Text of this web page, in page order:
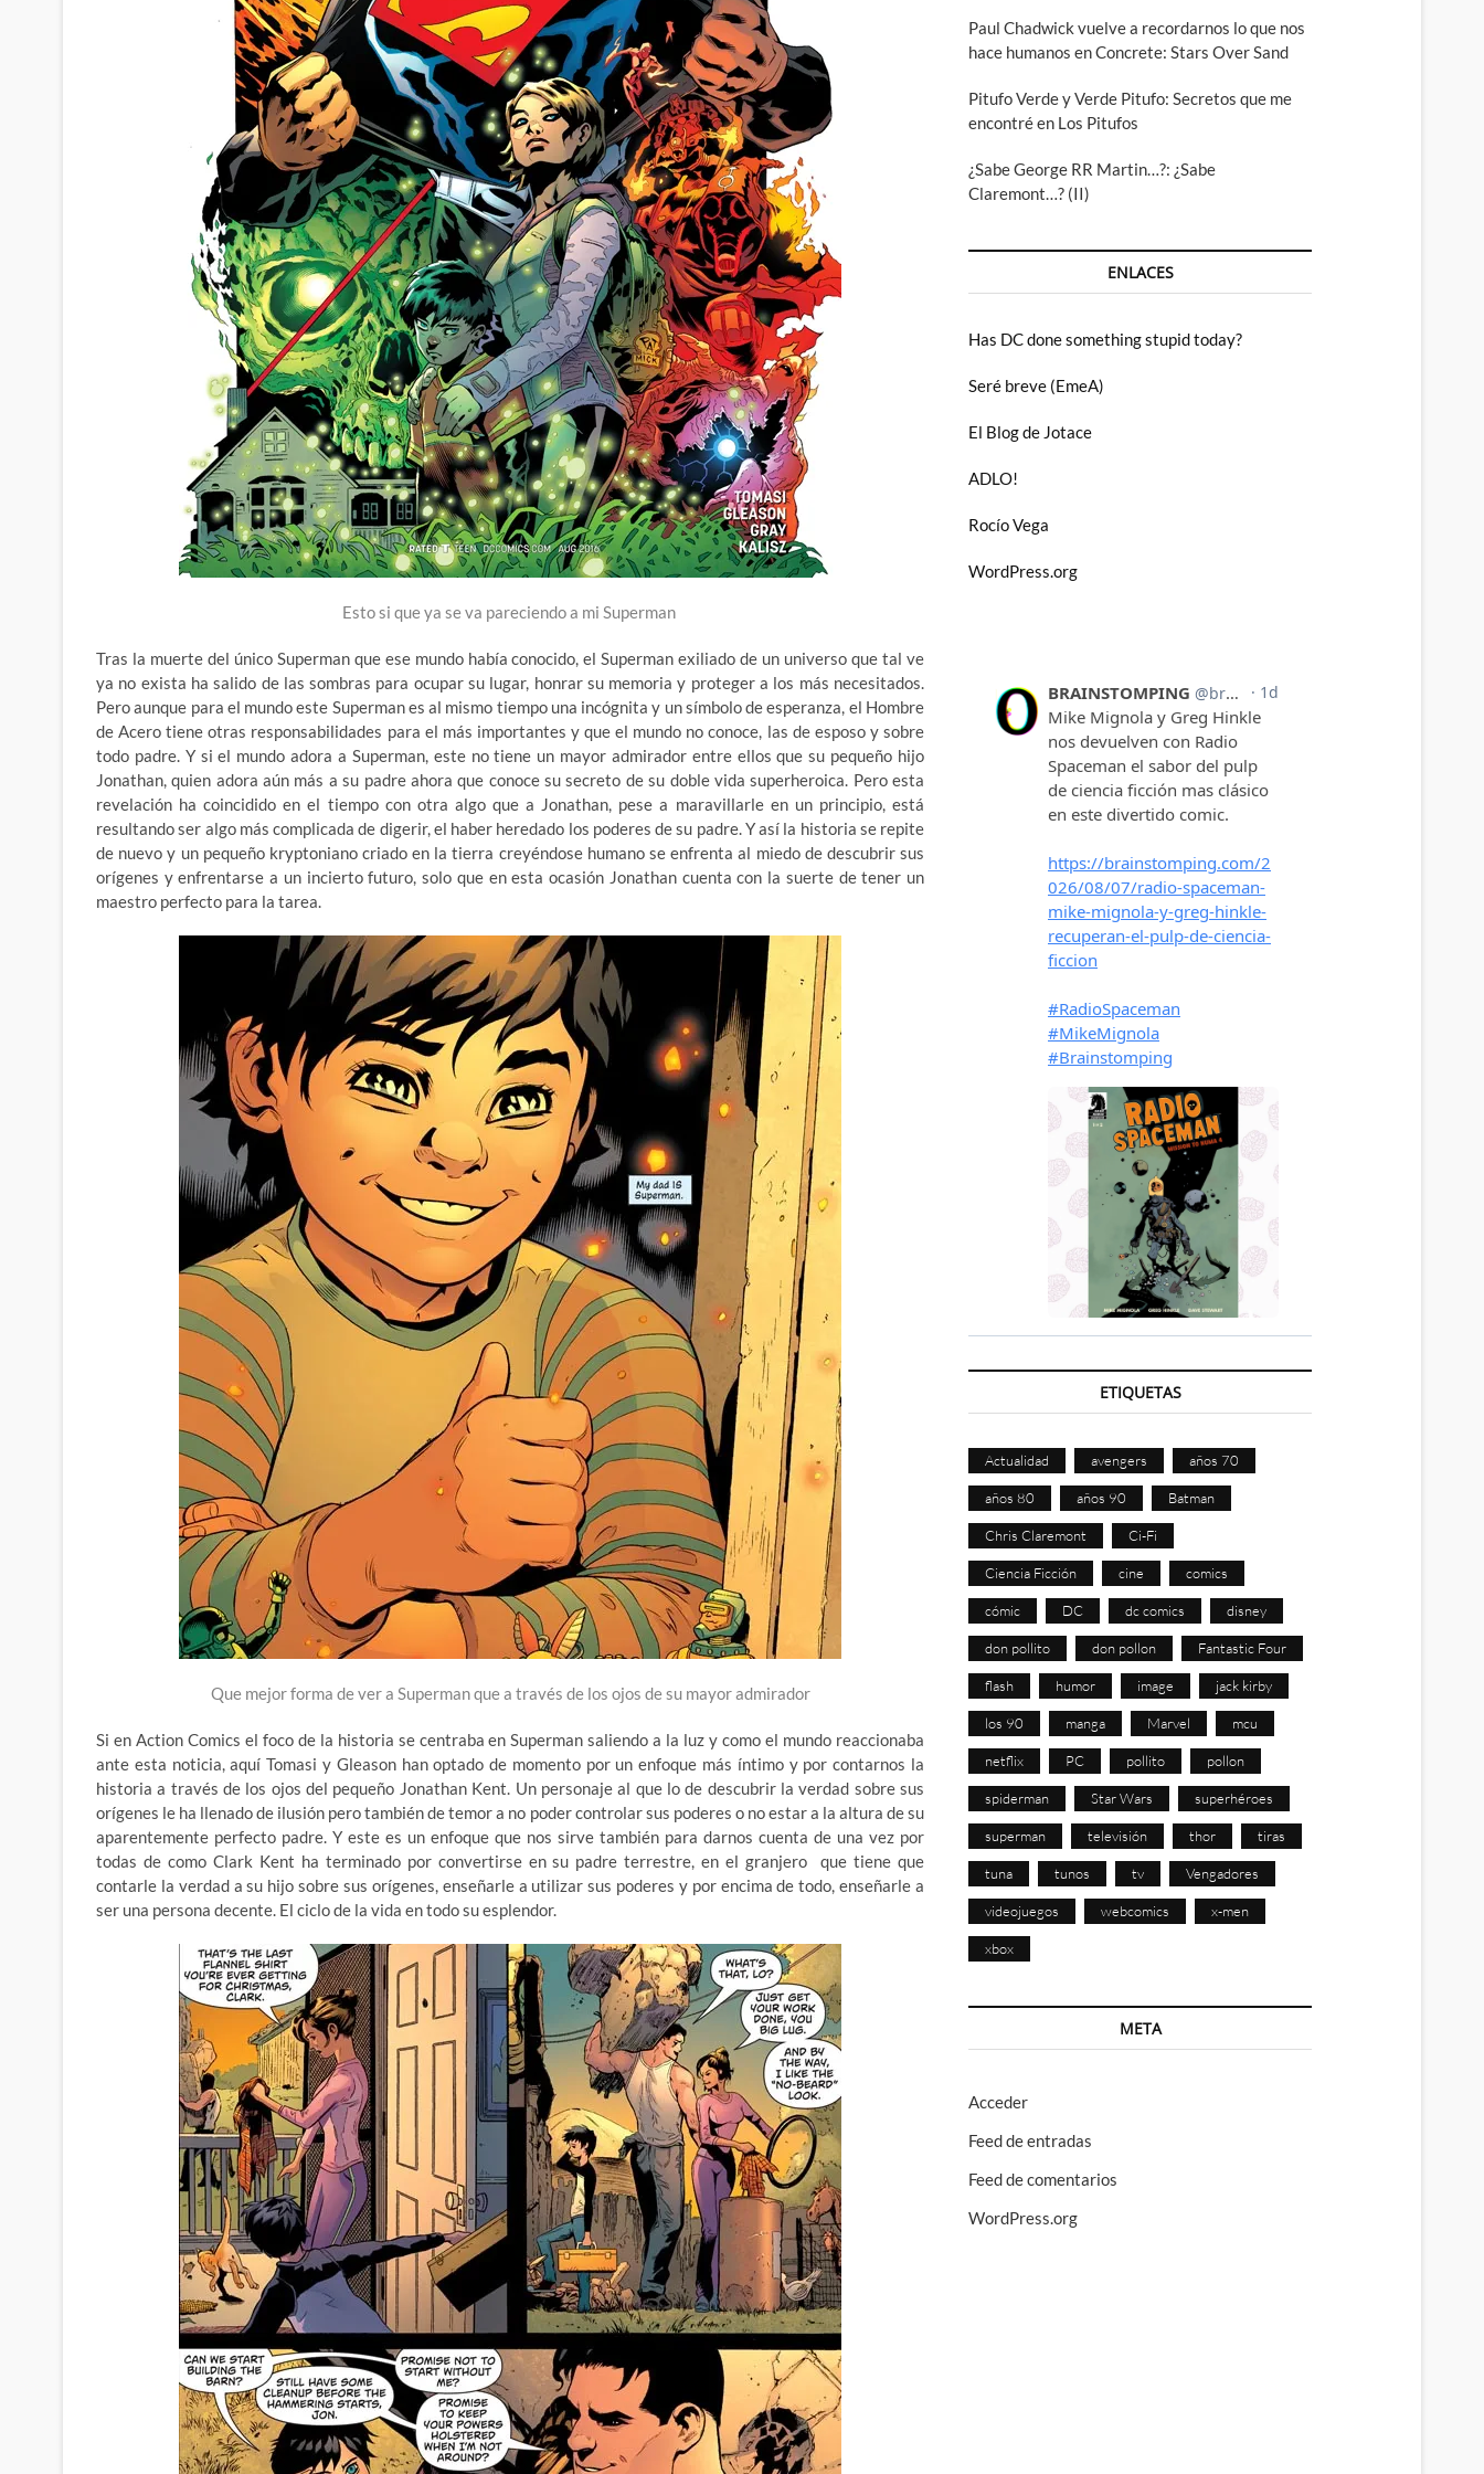
Esto si que ya se va pareciendo a mi Superman
Tras la muerte del único Superman que ese mundo había conocido, el Superman exiliado de un universo que tal ve
ya no exista ha salido de las sombras para ocupar su lugar, honrar su memoria y proteger a los más necesitados.
Pero aunque para el mundo este Superman es al mismo tiempo una incógnita y un símbolo de esperanza, el Hombre
de Acero tiene otras responsabilidades para el más importantes y que el mundo no conoce, las de esposo y sobre
todo padre. Y si el mundo adora a Superman, este no tiene un mayor admirador entre ellos que su pequeño hijo
Jonathan, quien adora aún más a su padre ahora que conoce su secreto de su doble vida superheroica. Pero esta
revelación ha coincidido en el tiempo con otra algo que a Jonathan, pese a maravillarle en un principio, está
resultando ser algo más complicada de digerir, el haber heredado los poderes de su padre. Y así la historia se repite
de nuevo y un pequeño kryptoniano criado en la tierra creyéndose humano se enfrenta al miedo de descubrir sus
orígenes y enfrentarse a un incierto futuro, solo que en esta ocasión Jonathan cuenta con la suerte de tener un
maestro perfecto para la tarea.
Que mejor forma de ver a Superman que a través de los ojos de su mayor admirador
Si en Action Comics el foco de la historia se centraba en Superman saliendo a la luz y como el mundo reaccionaba
ante esta noticia, aquí Tomasi y Gleason han optado de momento por un enfoque más íntimo y por contarnos la
historia a través de los ojos del pequeño Jonathan Kent. Un personaje al que lo de descubrir la verdad sobre sus
orígenes le ha llenado de ilusión pero también de temor a no poder controlar sus poderes o no estar a la altura de su
aparentemente perfecto padre. Y este es un enfoque que nos sirve también para darnos cuenta de una vez por
todas de como Clark Kent ha terminado por convertirse en su padre terrestre, en el granjero que tiene que
contarle la verdad a su hijo sobre sus orígenes, enseñarle a utilizar sus poderes y por encima de todo, enseñarle a
ser una persona decente. El ciclo de la vida en todo su esplendor.
Paul Chadwick vuelve a recordarnos lo que nos
hace humanos en Concrete: Stars Over Sand
Pitufo Verde y Verde Pitufo: Secretos que me
encontré en Los Pitufos
¿Sabe George RR Martin…?: ¿Sabe
Claremont…? (II)
ENLACES
Has DC done something stupid today?
Seré breve (EmeA)
El Blog de Jotace
ADLO!
Rocío Vega
WordPress.org
ETIQUETAS
Actualidad avengers años 70
años 80 años 90 Batman
Chris Claremont Ci-Fi
Ciencia Ficción cine comics
cómic DC dc comics disney
don pollito don pollon Fantastic Four
flash humor image jack kirby
los 90 manga Marvel mcu
netflix PC pollito pollon
spiderman Star Wars superhéroes
superman televisión thor tiras
tuna tunos tv Vengadores
videojuegos webcomics x-men
xbox
META
Acceder
Feed de entradas
Feed de comentarios
WordPress.org